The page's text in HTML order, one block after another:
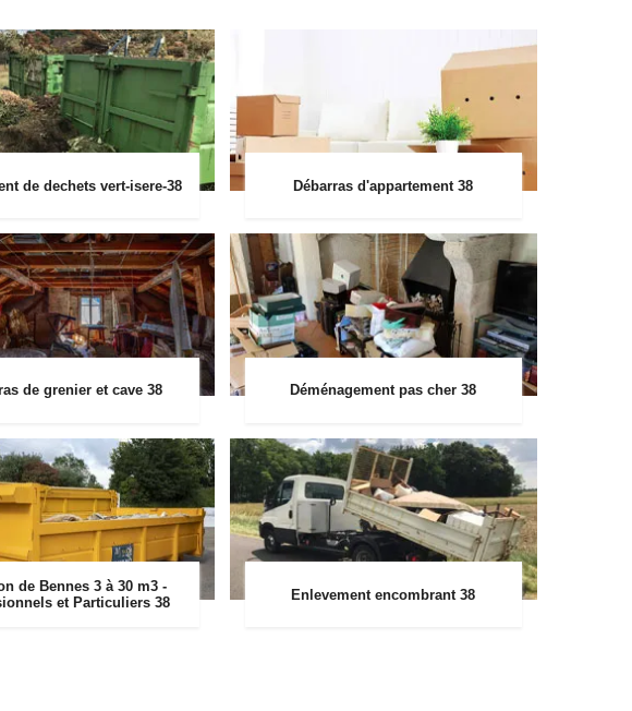
de dechets vert-isere-38 Débarras d'appartement 38
de grenier et cave 38 Déménagement pas cher 38
de Bennes 3 à 30 m3 -
et Particuliers 38
Enlevement encombrant 38